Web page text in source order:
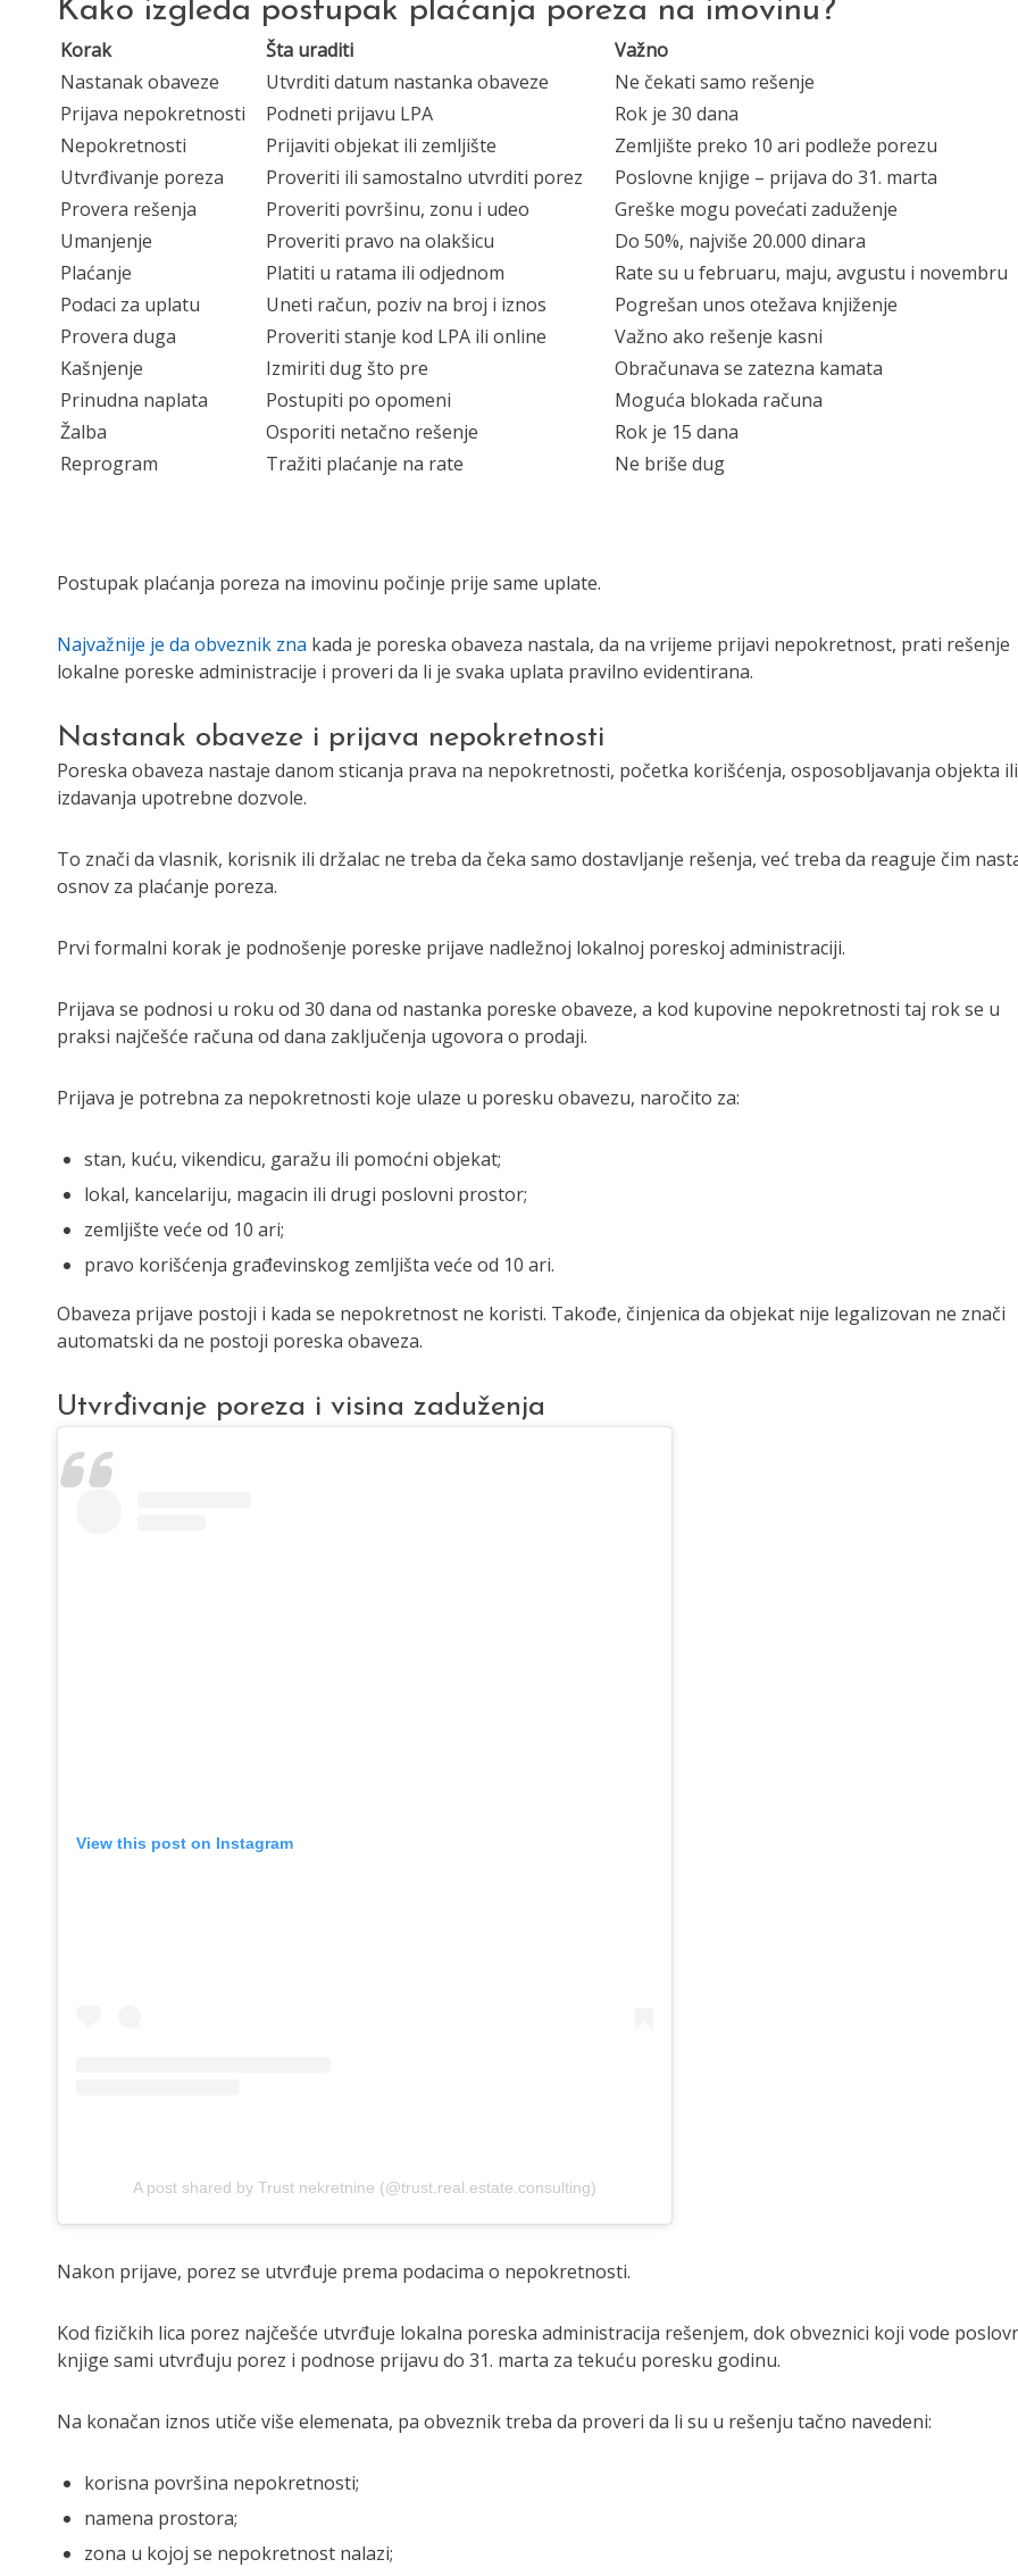
Kako izgleda postupak plaćanja poreza na imovinu?
Korak Šta uraditi
Važno
Nastanak obaveze
Utvrditi datum nastanka obaveze
Ne čekati samo rešenje
Prijava nepokretnosti
Podneti prijavu LPA
Rok je 30 dana
Nepokretnosti
Prijaviti objekat ili zemljište
Zemljište preko 10 ari podleže porezu
Utvrđivanje poreza
Proveriti ili samostalno utvrditi porez
Poslovne knjige – prijava do 31. marta
Provera rešenja
Proveriti površinu, zonu i udeo
Greške mogu povećati zaduženje
Umanjenje
Proveriti pravo na olakšicu
Do 50%, najviše 20.000 dinara
Plaćanje
Platiti u ratama ili odjednom
Rate su u februaru, maju, avgustu i novembru
Podaci za uplatu
Uneti račun, poziv na broj i iznos
Pogrešan unos otežava knjiženje
Provera duga
Proveriti stanje kod LPA ili online
Važno ako rešenje kasni
Kašnjenje
Izmiriti dug što pre
Obračunava se zatezna kamata
Prinudna naplata
Postupiti po opomeni
Moguća blokada računa
Žalba
Osporiti netačno rešenje
Rok je 15 dana
Reprogram
Tražiti plaćanje na rate Ne briše dug
Postupak plaćanja poreza na imovinu počinje prije same uplate.
Najvažnije je da obveznik zna kada je poreska obaveza nastala, da na vrijeme prijavi nepokretnost, prati rešenje
lokalne poreske administracije i proveri da li je svaka uplata pravilno evidentirana.
Nastanak obaveze i prijava nepokretnosti
Poreska obaveza nastaje danom sticanja prava na nepokretnosti, početka korišćenja, osposobljavanja objekta ili
izdavanja upotrebne dozvole.
To znači da vlasnik, korisnik ili držalac ne treba da čeka samo dostavljanje rešenja, već treba da reaguje čim
osnov za plaćanje poreza.
Prvi formalni korak je podnošenje poreske prijave nadležnoj lokalnoj poreskoj administraciji.
Prijava se podnosi u roku od 30 dana od nastanka poreske obaveze, a kod kupovine nepokretnosti taj rok se u
praksi najčešće računa od dana zaključenja ugovora o prodaji.
Prijava je potrebna za nepokretnosti koje ulaze u poresku obavezu, naročito za:
stan, kuću, vikendicu, garažu ili pomoćni objekat;
lokal, kancelariju, magacin ili drugi poslovni prostor;
zemljište veće od 10 ari;
pravo korišćenja građevinskog zemljišta veće od 10 ari.
Obaveza prijave postoji i kada se nepokretnost ne koristi. Takođe, činjenica da objekat nije legalizovan ne znači
automatski da ne postoji poreska obaveza.
Utvrđivanje poreza i visina zaduženja
View this post on Instagram
A post shared by Trust nekretnine (@trust.real.estate.consulting)
Nakon prijave, porez se utvrđuje prema podacima o nepokretnosti.
Kod fizičkih lica porez najčešće utvrđuje lokalna poreska administracija rešenjem, dok obveznici koji vode
knjige sami utvrđuju porez i podnose prijavu do 31. marta za tekuću poresku godinu.
Na konačan iznos utiče više elemenata, pa obveznik treba da proveri da li su u rešenju tačno navedeni:
korisna površina nepokretnosti;
namena prostora;
zona u kojoj se nepokretnost nalazi;